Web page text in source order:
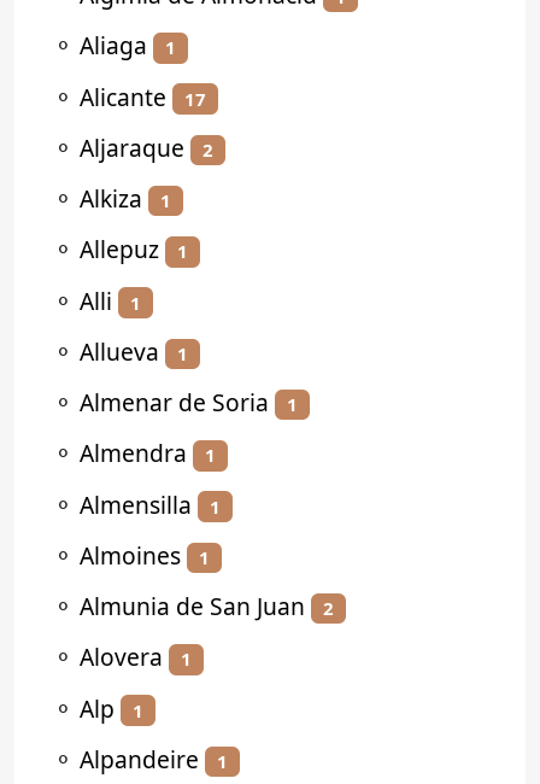
⚬ Aliaga 1
⚬ Alicante 17
⚬ Aljaraque 2
⚬ Alkiza 1
⚬ Allepuz 1
⚬ Alli 1
⚬ Allueva 1
⚬ Almenar de Soria 1
⚬ Almendra 1
⚬ Almensilla 1
⚬ Almoines 1
⚬ Almunia de San Juan 2
⚬ Alovera 1
⚬ Alp 1
⚬ Alpandeire 1